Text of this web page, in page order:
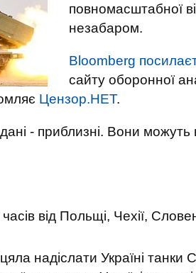
повномасштабної
незабаром.
Bloomberg
сайту оборонної
Цензор.НЕТ.
- приблизні. Вони можуть
від Польщі, Чехії,
надіслати Україні